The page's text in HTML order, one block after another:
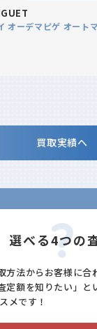
買取実績へ
選べる4つの
方法からお客様に合
定額を知りたい」
メです！